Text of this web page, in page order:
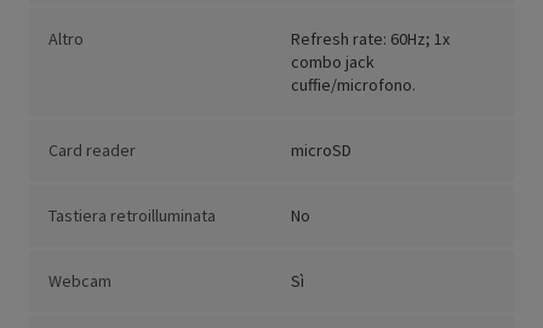
Altro
Refresh rate: 60Hz; 1x
combo jack
cuffie/microfono.
Card reader microSD
Tastiera retroilluminata No
Webcam Sì